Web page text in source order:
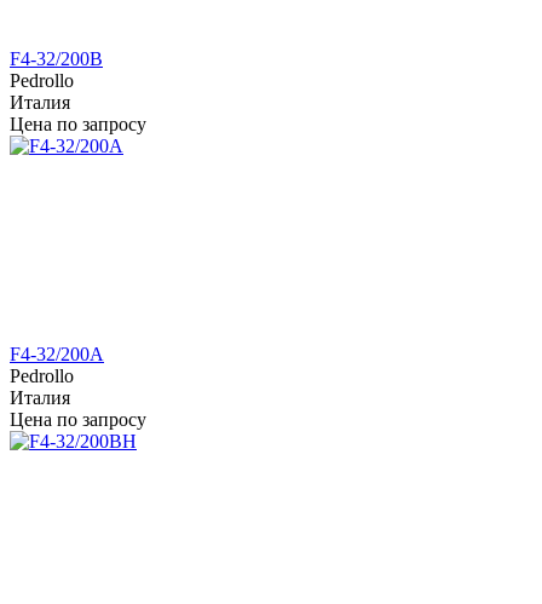
F4-32/200B
Pedrollo
Италия
Цена по запросу
F4-32/200A
Pedrollo
Италия
Цена по запросу